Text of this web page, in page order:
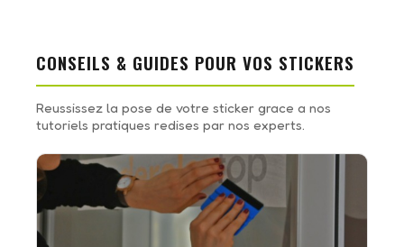
CONSEILS & GUIDES POUR VOS STICKERS
Reussissez la pose de votre sticker grace a nos
tutoriels pratiques redises par nos experts.